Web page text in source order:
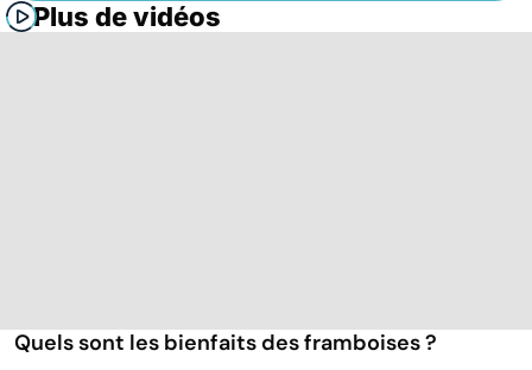
Plus de vidéos
Quels sont les bienfaits des framboises ?